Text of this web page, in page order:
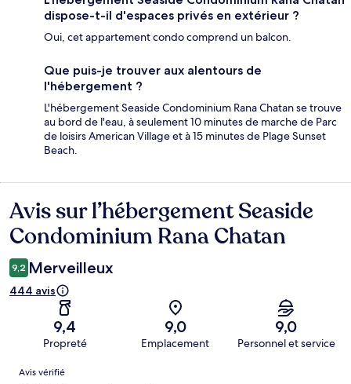
dispose-t-il d'espaces privés en extérieur ?
Oui, cet appartement condo comprend un balcon.
Que puis-je trouver aux alentours de
l'hébergement ?
L'hébergement Seaside Condominium Rana Chatan se trouve
au bord de l'eau, à seulement 10 minutes de marche de Parc
de loisirs American Village et à 15 minutes de Plage Sunset
Beach.
Avis
Avis sur l’hébergement Seaside
Condominium Rana Chatan
9,2 Merveilleux
444 avis
9,4
Propreté
9,0
Emplacement
9,0
Personnel et service
Avis
Avis vérifié